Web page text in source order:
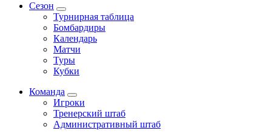
Сезон
Турнирная таблица
Бомбардиры
Календарь
Матчи
Туры
Кубки
Команда
Игроки
Тренерский штаб
Административный штаб